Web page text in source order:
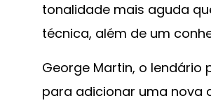
tonalidade mais aguda
técnica, além de um
George Martin, o
para adicionar uma nova